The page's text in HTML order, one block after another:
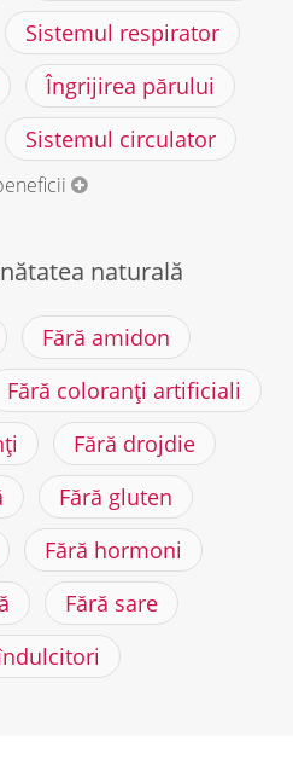
Sistemul respirator
Îngrijirea părului
Sistemul circulator
naturală
Fără amidon
Fără coloranți artificiali
Fără drojdie
Fără gluten
Fără hormoni
Fără sare